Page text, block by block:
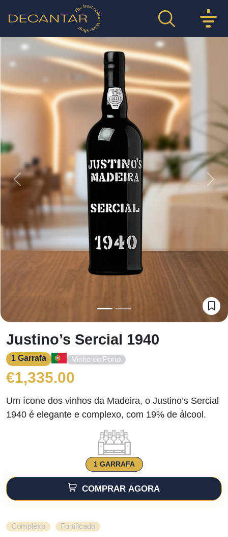
Previous
Justino’s Sercial 1940
1 Garrafa Vinho do Porto
€1,335.00
Um ícone dos vinhos da Madeira, o Justino’s Sercial
1940 é elegante e complexo, com 19% de álcool.
1 GARRAFA
COMPRAR AGORA
Complexo Fortificado